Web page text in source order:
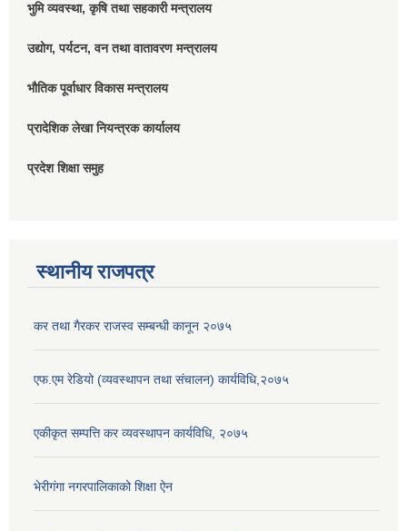
भुमि व्यवस्था, कृषि तथा सहकारी मन्त्रालय
उद्योग, पर्यटन, वन तथा वातावरण मन्त्रालय
भौतिक पूर्वाधार विकास मन्त्रालय
प्रादेशिक लेखा नियन्त्रक कार्यालय
प्रदेश शिक्षा समुह
स्थानीय राजपत्र
कर तथा गैरकर राजस्व सम्बन्धी कानून २०७५
एफ.एम रेडियो (व्यवस्थापन तथा संचालन) कार्यविधि,२०७५
एकीकृत सम्पत्ति कर व्यवस्थापन कार्यविधि, २०७५
भेरीगंगा नगरपालिकाको शिक्षा ऐन